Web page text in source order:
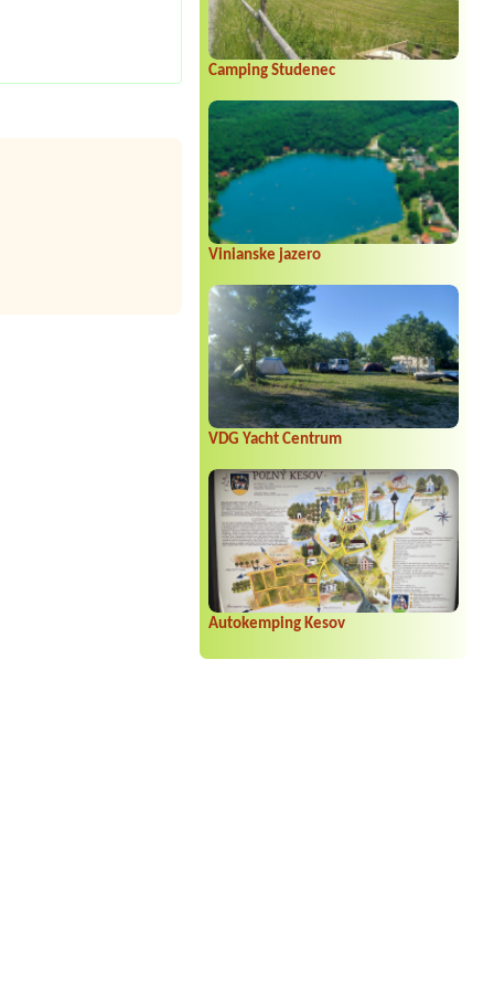
Camping Studenec
Vinianske jazero
VDG Yacht Centrum
Autokemping Kesov